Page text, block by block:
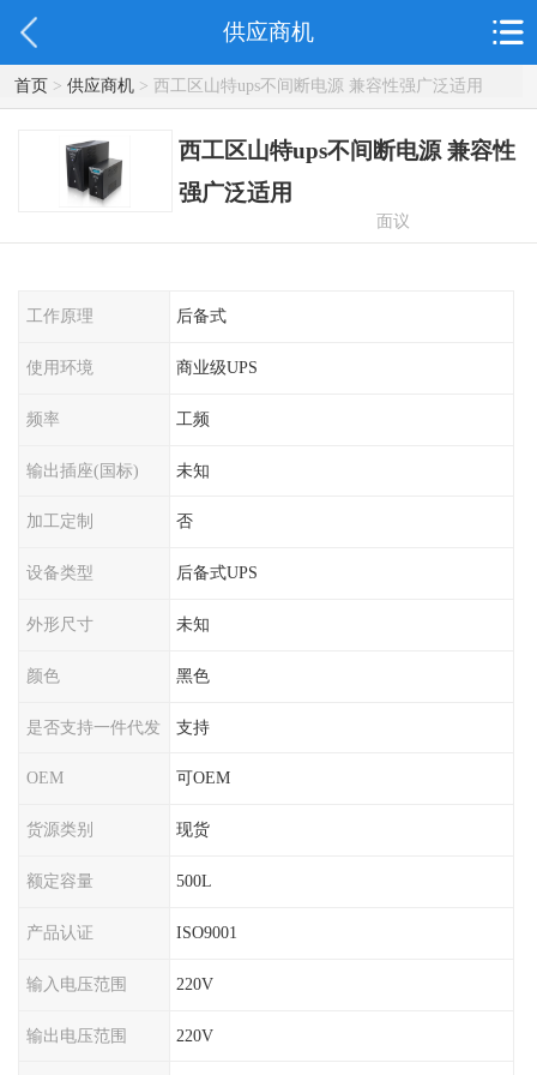
供应商机
首页> 供应商机> 西工区山特ups不间断电源 兼容性强广泛适用
西工区山特ups不间断电源 兼容性
强广泛适用
面议
工作原理 后备式
使用环境 商业级UPS
频率 工频
输出插座(国标) 未知
加工定制 否
设备类型 后备式UPS
外形尺寸 未知
颜色 黑色
是否支持一件代发 支持
OEM 可OEM
货源类别 现货
额定容量 500L
产品认证 ISO9001
输入电压范围 220V
输出电压范围 220V